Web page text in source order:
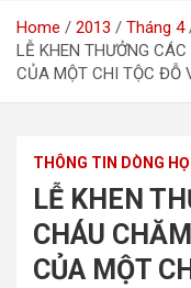
Home 2013 Tháng 4
LỄ KHEN THƯỞNG
CỦA MỘT CHI TỘC ĐỖ
THÔNG TIN DÒNG HỌ
LỄ KHEN
CHÁU
CỦA MỘT